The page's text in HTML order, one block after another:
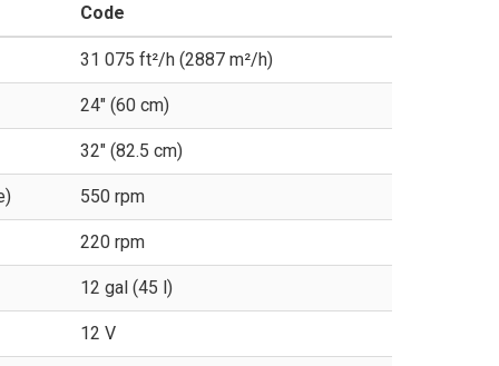
Code
31 075 ft²/h (2887 m²/h)
24" (60 cm)
32" (82.5 cm)
550 rpm
220 rpm
12 gal (45 l)
12 V